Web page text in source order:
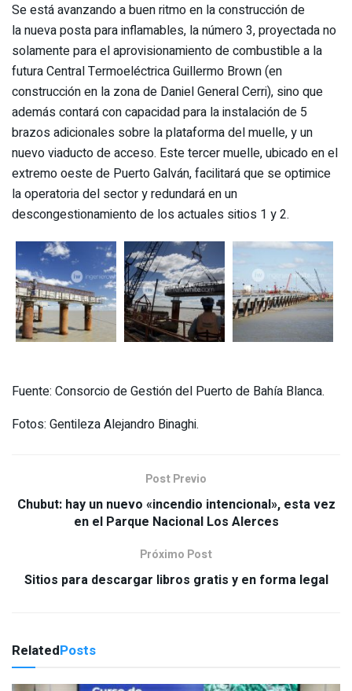
Se está avanzando a buen ritmo en la construcción de
la nueva posta para inflamables, la número 3, proyectada no
solamente para el aprovisionamiento de combustible a la
futura Central Termoeléctrica Guillermo Brown (en
construcción en la zona de Daniel General Cerri), sino que
además contará con capacidad para la instalación de 5
brazos adicionales sobre la plataforma del muelle, y un
nuevo viaducto de acceso. Este tercer muelle, ubicado en el
extremo oeste de Puerto Galván, facilitará que se optimice
la operatoria del sector y redundará en un
descongestionamiento de los actuales sitios 1 y 2.
Fuente: Consorcio de Gestión del Puerto de Bahía Blanca.
Fotos: Gentileza Alejandro Binaghi.
Post Previo
Chubut: hay un nuevo «incendio intencional», esta vez
en el Parque Nacional Los Alerces
Próximo Post
Sitios para descargar libros gratis y en forma legal
RelatedPosts